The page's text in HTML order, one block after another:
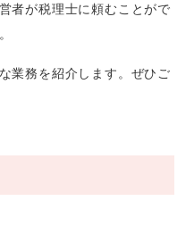
者が税理士に頼むことがで
業務を紹介します。ぜひご